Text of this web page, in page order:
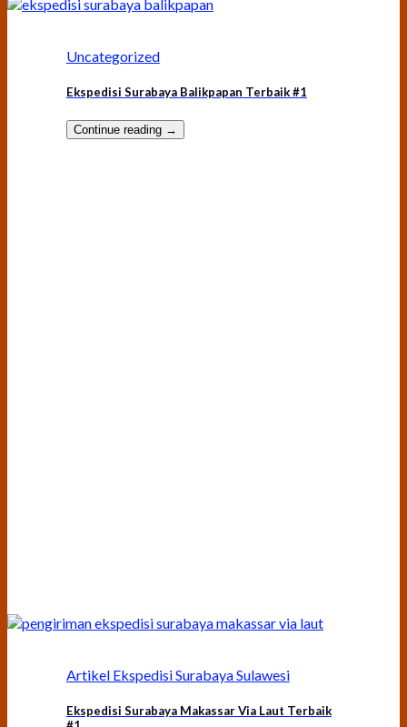
Uncategorized
Ekspedisi Surabaya Balikpapan Terbaik #1
Continue reading →
Artikel Ekspedisi Surabaya Sulawesi
Ekspedisi Surabaya Makassar Via Laut Terbaik